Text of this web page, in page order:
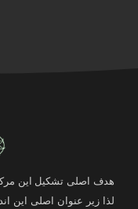
هدف اصلی تشکیل این
لذا زیر عنوان اصلی این